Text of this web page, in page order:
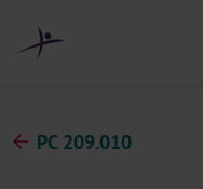
PC 209.010